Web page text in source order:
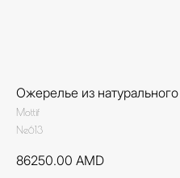
Ожерелье из
Mottif
Ne613
86250.00 AMD